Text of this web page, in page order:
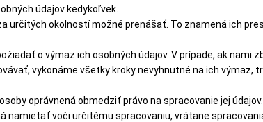
údajov kedykoľvek.
určitých okolností možné prenášať. To znamená ich
o výmaz ich osobných údajov. V prípade, ak nami
vykonáme všetky kroky nevyhnutné na ich výmaz,
oprávnená obmedziť právo na spracovanie jej údajov.
namietať voči určitému spracovaniu, vrátane